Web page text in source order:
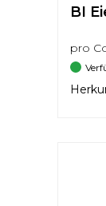
BI
pro